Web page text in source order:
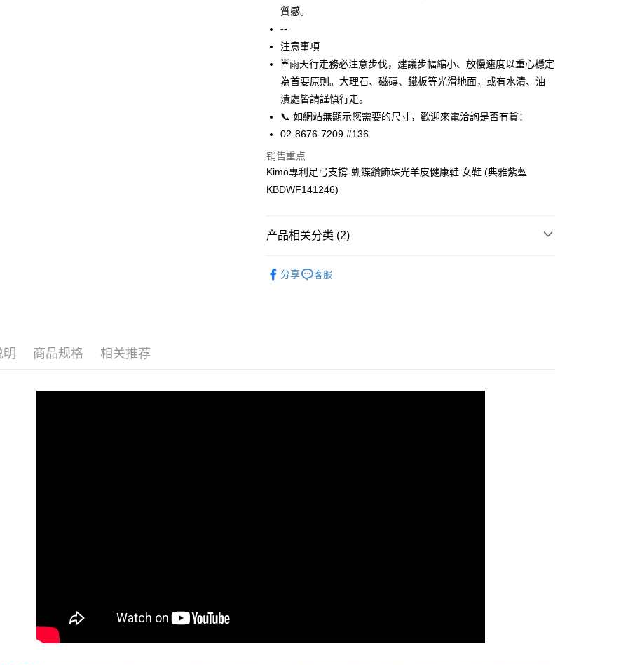
一、關於 AFTEE先享後付
1. 於付款方式選擇AFTEE先享後付，將跳出AFTEE先享後付手機驗證視
窗。
2. 進行簡訊驗證之後，即可完成結帳手續。
3. 訂單確認後不需事先繳費，商品會配送至您的指定地址。
4. 下訂完成後，您的手機會收到一封繳費通知簡訊，APP會員則會收到
AFTEE APP推播通知。
5. 收到商品當下無需繳費，確認無誤後，請再利用繳費通知簡訊或AFTEE
APP於四大便利商店‧ATM/網銀等方式進行付款。
請留意繳費期限為 14 天。唯有下載 AFTEE App 成為 AFTEE 會員者方能
繳費期限，為商家向您請款的時間，再加上使用AFTEE可延長的天數所計
定能夠在期限內收到商品(例如:預購商品或預計到貨時間較長者)。因此無論
二、付款限制
2. 結帳金額須大於NT$30
3. 目前僅支援台灣會員
ATM付款
货到付款
运送方式
全家取貨付款
每笔NT$60，满NT$1,000(含以上)免运费
7-11取貨付款
每笔NT$60，满NT$1,000(含以上)免运费
每笔NT$60，满NT$1,000(含以上)免运费
質感。
--
注意事項
☔雨天行走務必注意步伐，建議步幅縮小、放慢速度以重心穩定
為首要原則。大理石、磁磚、鐵板等光滑地面，或有水漬、油
漬處皆請謹慎行走。
📞 如網站無顯示您需要的尺寸，歡迎來電洽詢是否有貨：
02-8676-7209 #136
销售重点
Kimo專利足弓支撐-蝴蝶鑽飾珠光羊皮健康鞋 女鞋 (典雅紫藍
KBDWF141246)
产品相关分类 (2)
分享 客服
明 商品规格 相关推荐